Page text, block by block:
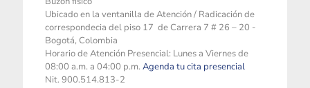
Ubicado en la ventanilla de Atención / Radicación de
correspondecia del piso 17 de Carrera 7 # 26 – 20 -
Bogotá, Colombia
Horario de Atención Presencial: Lunes a Viernes de
08:00 a.m. a 04:00 p.m. Agenda tu cita presencial
Nit. 900.514.813-2